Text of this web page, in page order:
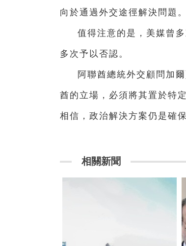
向於通過外交途徑解決問題。
值得注意的是，美媒曾
多次予以否認。
阿聯酋總統外交顧問加
酋的立場，必須將其置於特
相信，政治解決方案仍是確
相關新聞